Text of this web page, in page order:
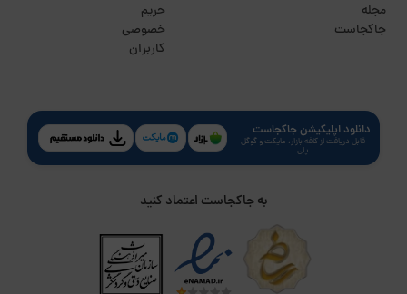
مجله
جاکجاست
حریم
خصوصی
کاربران
دانلود اپلیکیشن جاکجاست
قابل دریافت از کافه بازار، مایکت و گوگل
پلی
به جاکجاست اعتماد کنید